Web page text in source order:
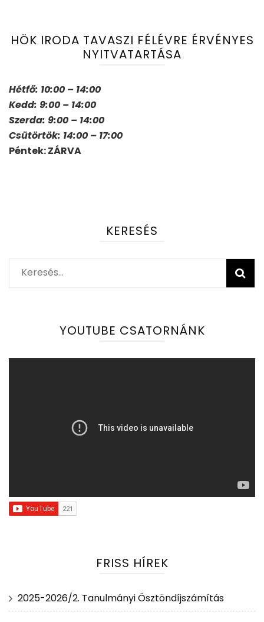
HÖK IRODA TAVASZI FÉLÉVRE ÉRVÉNYES
NYITVATARTÁSA
Hétfő: 10:00 – 14:00
Kedd: 9:00 – 14:00
Szerda: 9:00 – 14:00
Csütörtök: 14:00 – 17:00
Péntek: ZÁRVA
KERESÉS
Keresés:
YOUTUBE CSATORNÁNK
FRISS HÍREK
2025-2026/2. Tanulmányi Ösztöndíjszámítás